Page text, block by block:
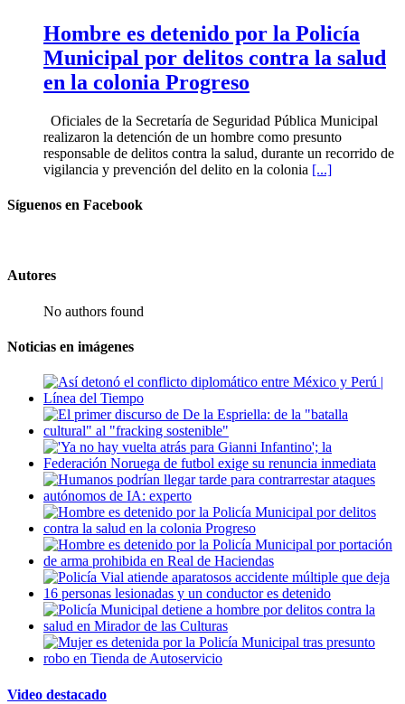
Hombre es detenido por la Policía
Municipal por delitos contra la salud
en la colonia Progreso
Oficiales de la Secretaría de Seguridad Pública Municipal
realizaron la detención de un hombre como presunto
responsable de delitos contra la salud, durante un recorrido de
vigilancia y prevención del delito en la colonia [...]
Síguenos en Facebook
Autores
No authors found
Noticias en imágenes
Video destacado